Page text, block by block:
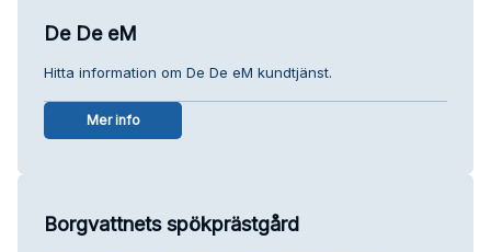
De De eM
Hitta information om De De eM kundtjänst.
Mer info
Borgvattnets spökprästgård